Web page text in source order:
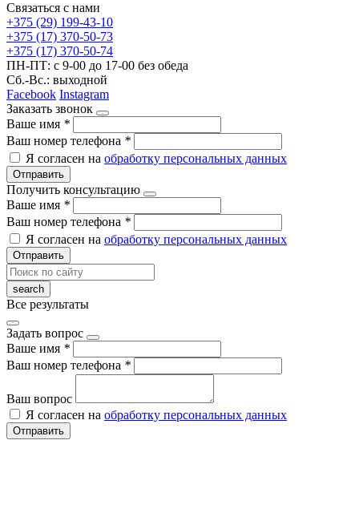
Связаться с нами
+375 (29) 199-43-10
+375 (17) 370-50-73
+375 (17) 370-50-74
ПН-ПТ: с 9-00 до 17-00 без обеда
Сб.-Вс.: выходной
Facebook Instagram
Заказать звонок
Ваше имя *
Ваш номер телефона *
Я согласен на обработку персональных данных
Отправить
Получить консультацию
Ваше имя *
Ваш номер телефона *
Я согласен на обработку персональных данных
Отправить
Все результаты
Задать вопрос
Ваше имя *
Ваш номер телефона *
Ваш вопрос
Я согласен на обработку персональных данных
Отправить